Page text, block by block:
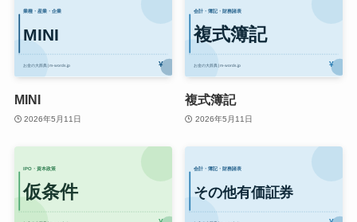
MINI
2026年5月11日
複式簿記
2026年5月11日